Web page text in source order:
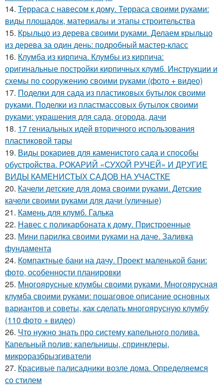
14. Терраса с навесом к дому. Терраса своими руками:
виды площадок, материалы и этапы строительства
15. Крыльцо из дерева своими руками. Делаем крыльцо
из дерева за один день: подробный мастер-класс
16. Клумба из кирпича. Клумбы из кирпича:
оригинальные постройки кирпичных клумб. Инструкции и
схемы по сооружению своими руками (фото + видео)
17. Поделки для сада из пластиковых бутылок своими
руками. Поделки из пластмассовых бутылок своими
руками: украшения для сада, огорода, дачи
18. 17 гениальных идей вторичного использования
пластиковой тары
19. Виды рокариев для каменистого сада и способы
обустройства. РОКАРИЙ «СУХОЙ РУЧЕЙ» И ДРУГИЕ
ВИДЫ КАМЕНИСТЫХ САДОВ НА УЧАСТКЕ
20. Качели детские для дома своими руками. Детские
качели своими руками для дачи (уличные)
21. Камень для клумб. Галька
22. Навес с поликарбоната к дому. Пристроенные
23. Мини парилка своими руками на даче. Заливка
фундамента
24. Компактные бани на дачу. Проект маленькой бани:
фото, особенности планировки
25. Многоярусные клумбы своими руками. Многоярусная
клумба своими руками: пошаговое описание основных
вариантов и советы, как сделать многоярусную клумбу
(110 фото + видео)
26. Что нужно знать про систему капельного полива.
Капельный полив: капельницы, спринклеры,
микроразбрызгиватели
27. Красивые палисадники возле дома. Определяемся
со стилем